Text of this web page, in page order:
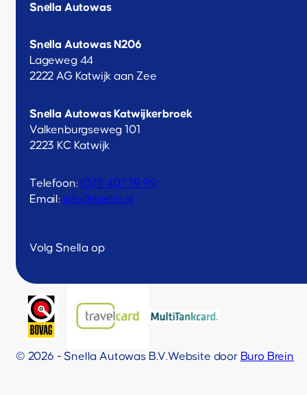
Snella Autowas
Snella Autowas N206
Lageweg 44
2222 AG Katwijk aan Zee
Snella Autowas Katwijkerbroek
Valkenburgseweg 101
2223 KC Katwijk
Telefoon:(071) 407 79 99
Email: info@snella.nl
Volg Snella op
© 2026 - Snella Autowas B.V.Website door Buro Brein